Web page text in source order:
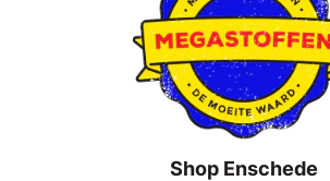
Shop Enschede